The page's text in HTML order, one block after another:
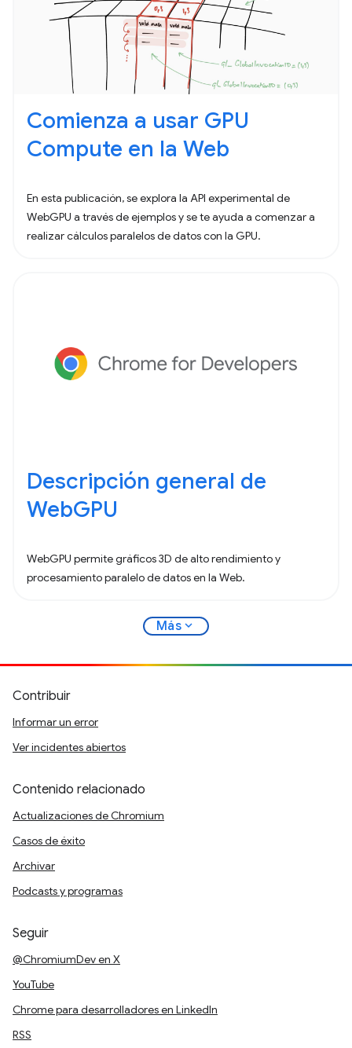
Comienza a usar GPU
Compute en la Web
En esta publicación, se explora la API experimental de
WebGPU a través de ejemplos y se te ayuda a comenzar a
realizar cálculos paralelos de datos con la GPU.
Descripción general de
WebGPU
WebGPU permite gráficos 3D de alto rendimiento y
procesamiento paralelo de datos en la Web.
Más expand_more
Contribuir
Informar un error
Ver incidentes abiertos
Contenido relacionado
Actualizaciones de Chromium
Casos de éxito
Archivar
Podcasts y programas
Seguir
@ChromiumDev en X
YouTube
Chrome para desarrolladores en LinkedIn
RSS